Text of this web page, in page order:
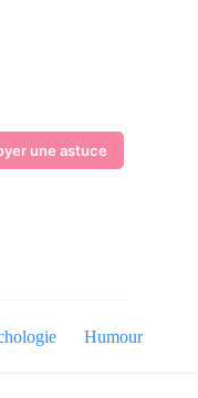
une astuce
Humour